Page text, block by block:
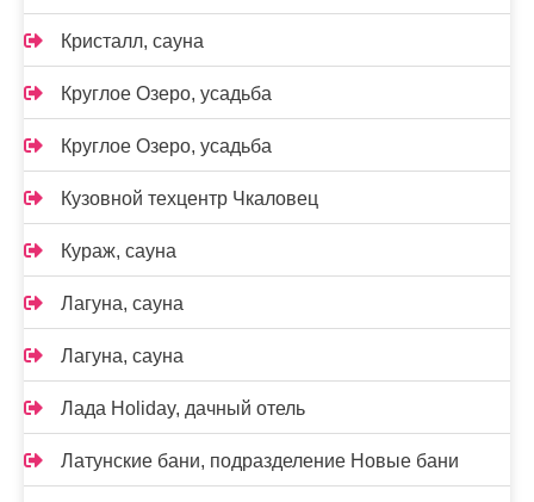
Кристалл, сауна
Круглое Озеро, усадьба
Круглое Озеро, усадьба
Кузовной техцентр Чкаловец
Кураж, сауна
Лагуна, сауна
Лагуна, сауна
Лада Holidаy, дачный отель
Латунские бани, подразделение Новые бани